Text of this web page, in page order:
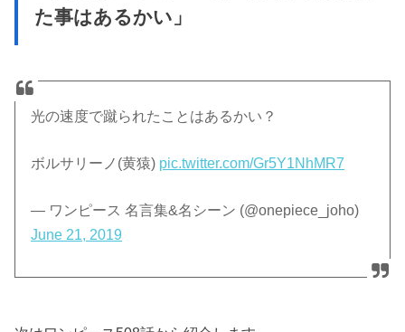
た事はあるかい」
光の速度で蹴られたことはあるかい？
ボルサリーノ(黄猿) pic.twitter.com/Gr5Y1NhMR7
— ワンピース 名言集&名シーン (@onepiece_joho)
June 21, 2019